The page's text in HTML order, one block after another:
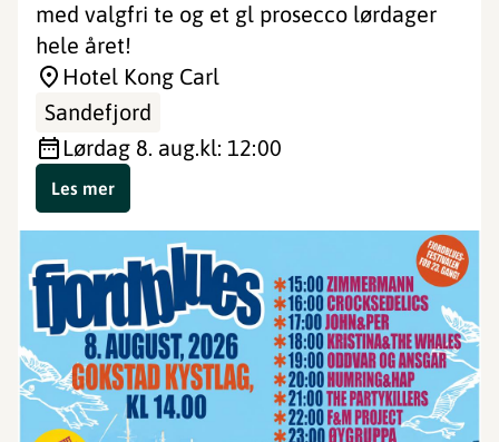
med valgfri te og et gl prosecco lørdager
hele året!
Hotel Kong Carl
Sandefjord
lørdag 8. aug.kl: 12:00
Les mer